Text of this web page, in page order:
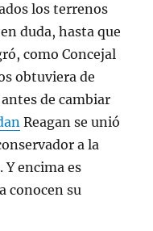
los terrenos
duda, hasta que
como Concejal
obtuviera de
de cambiar
Reagan se unió
a la
encima es
conocen su